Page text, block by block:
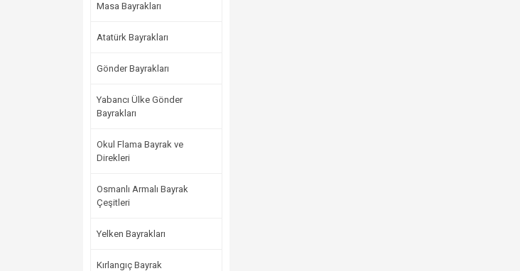
Masa Bayrakları
Atatürk Bayrakları
Gönder Bayrakları
Yabancı Ülke Gönder
Bayrakları
Okul Flama Bayrak ve
Direkleri
Osmanlı Armalı Bayrak
Çeşitleri
Yelken Bayrakları
Kırlangıç Bayrak